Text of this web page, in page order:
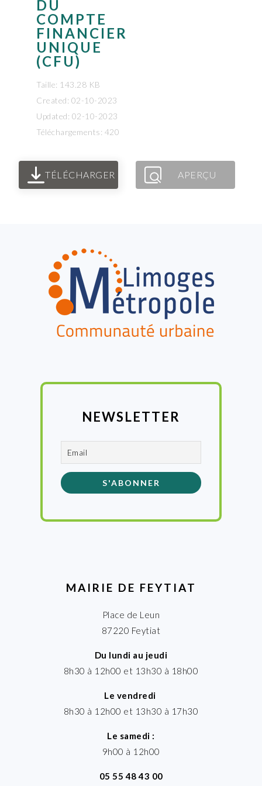
DU
COMPTE
FINANCIER
UNIQUE
(CFU)
Taille: 143.28 KB
Created: 02-10-2023
Updated: 02-10-2023
Téléchargements: 420
TÉLÉCHARGER APERÇU
NEWSLETTER
MAIRIE DE FEYTIAT
Place de Leun
87220 Feytiat
Du lundi au jeudi
8h30 à 12h00 et 13h30 à 18h00
Le vendredi
8h30 à 12h00 et 13h30 à 17h30
Le samedi :
9h00 à 12h00
05 55 48 43 00